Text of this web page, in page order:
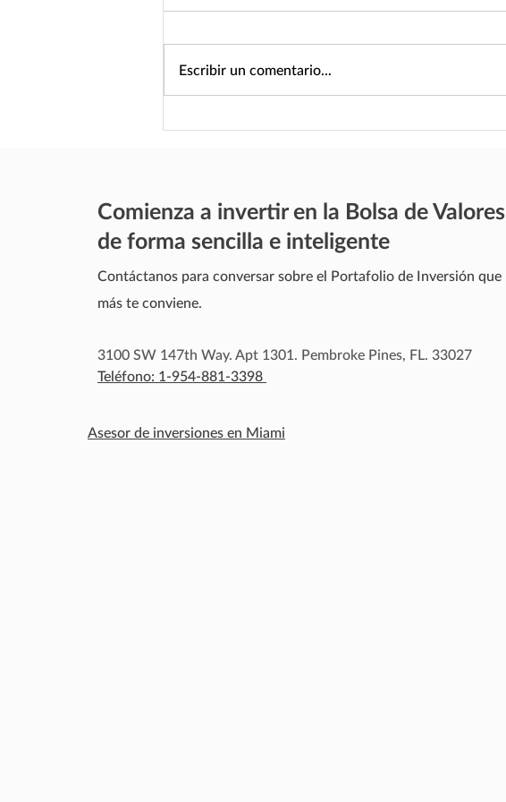
Escribir un comentario...
Comienza a invertir en la Bolsa de Valores
de forma sencilla e inteligente
Contáctanos para conversar sobre el Portafolio de Inversión que
más te conviene.
3100 SW 147th Way. Apt 1301. Pembroke Pines, FL. 33027
Teléfono: 1-954-881-3398
Asesor de inversiones en Miami